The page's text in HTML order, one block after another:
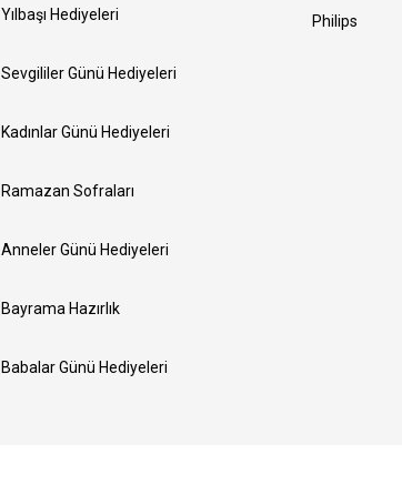
Yılbaşı Hediyeleri
Sevgililer Günü Hediyeleri
Kadınlar Günü Hediyeleri
Ramazan Sofraları
Anneler Günü Hediyeleri
Bayrama Hazırlık
Babalar Günü Hediyeleri
Philips